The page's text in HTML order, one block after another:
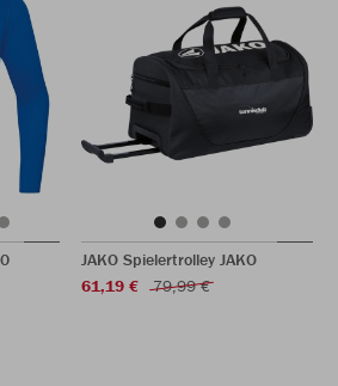
JAKO Spielertrolley JAKO
61,19 €
79,99 €